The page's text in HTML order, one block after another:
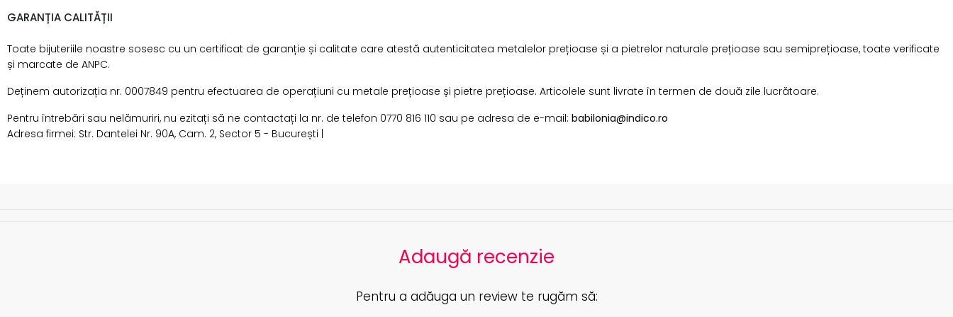
GARANȚIA CALITĂȚII
Toate bijuteriile noastre sosesc cu un certificat de garanție și calitate care atestă autenticitatea metalelor prețioase și a pietrelor naturale prețioase sau semiprețioase, toate verificate
și marcate de ANPC.
Deținem autorizația nr. 0007849 pentru efectuarea de operațiuni cu metale prețioase și pietre prețioase. Articolele sunt livrate în termen de două zile lucrătoare.
Pentru întrebări sau nelămuriri, nu ezitați să ne contactați la nr. de telefon 0770 816 110 sau pe adresa de e-mail: babilonia@indico.ro
Adresa firmei: Str. Dantelei Nr. 90A, Cam. 2, Sector 5 - București |
Adaugă recenzie
Pentru a adăuga un review te rugăm să: